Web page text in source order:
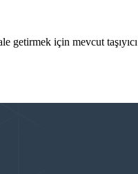
getirmek için mevcut